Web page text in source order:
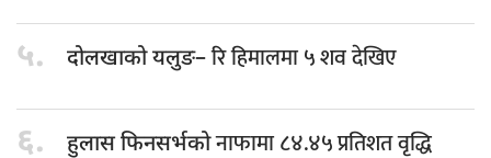
५. दोलखाको यलुङ–रि हिमालमा ५ शव देखिए
६. हुलास फिनसर्भकोनाफामा ८४.४५ प्रतिशत वृद्धि